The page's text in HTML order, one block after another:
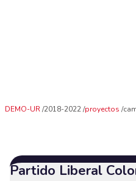
DEMO-UR 2018-2022 proyectos
Partido Liberal